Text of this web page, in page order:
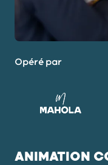
Opéré par
ANIMATION